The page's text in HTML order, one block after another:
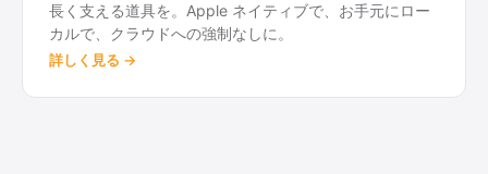
長く支える道具を。Apple ネイティブで、お手元にロー
カルで、クラウドへの強制なしに。
詳しく見る →